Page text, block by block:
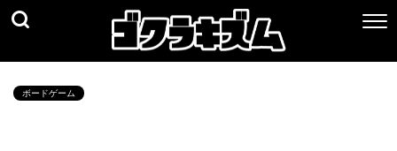
ボードゲーム